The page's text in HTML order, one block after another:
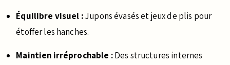
Équilibre visuel :Jupons évasés et jeux de plis pour
étoffer les hanches.
Maintien irréprochable :Des structures internes